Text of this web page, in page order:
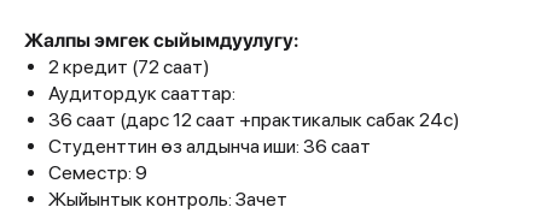
Жалпы эмгек сыйымдуулугу:
2 кредит (72 саат)
Аудитордук сааттар:
36 саат (дарс 12 саат +практикалык сабак 24с)
Студенттин өз алдынча иши: 36 саат
Семестр: 9
Жыйынтык контроль: Зачет